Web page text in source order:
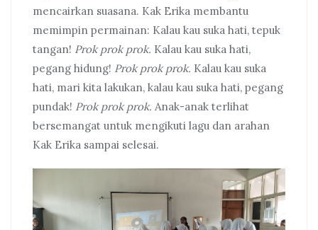
mencairkan suasana. Kak Erika membantu
memimpin permainan: Kalau kau suka hati, tepuk
tangan! Prok prok prok. Kalau kau suka hati,
pegang hidung! Prok prok prok. Kalau kau suka
hati, mari kita lakukan, kalau kau suka hati, pegang
pundak! Prok prok prok. Anak-anak terlihat
bersemangat untuk mengikuti lagu dan arahan
Kak Erika sampai selesai.